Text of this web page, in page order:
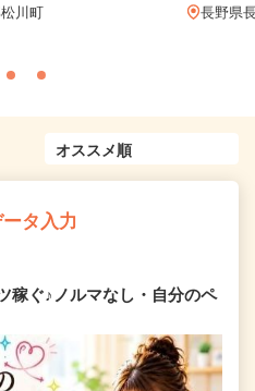
川町
長野県
タ入力
稼ぐ♪ノルマなし・自分のペ